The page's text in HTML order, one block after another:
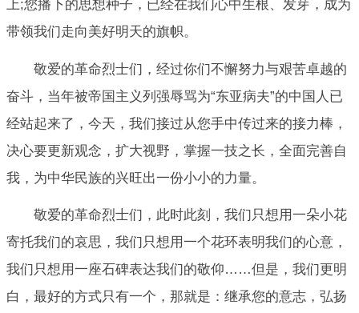
上;您播下的思想种子，已经在我们心中生根、发芽，成为
带领我们走向美好明天的旗帜。
敬爱的革命烈士们，经过你们不懈努力与艰苦卓越的
奋斗，当年被帝国主义列强辱骂为“东亚病夫”的中国人已
经站起来了，今天，我们接过从您手中传过来的接力棒，
决心要更新观念，扩大视野，掌握一技之长，全面完善自
我，为中华民族的兴旺出一份小小的力量。
敬爱的革命烈士们，此时此刻，我们只想用一朵小花
寄托我们的哀思，我们只想用一个花环表明我们的心意，
我们只想用一座石碑表达我们的敬仰……但是，我们更明
白，最好的方式只有一个，那就是：继承您的意志，弘扬